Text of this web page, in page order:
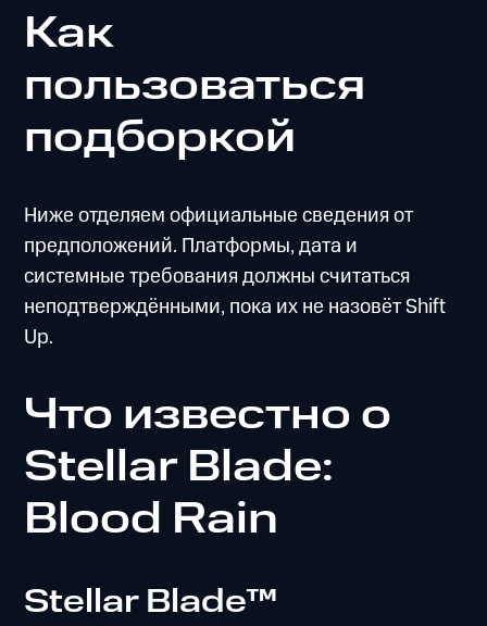
Как
пользоваться
подборкой
Ниже отделяем официальные сведения от
предположений. Платформы, дата и
системные требования должны считаться
неподтверждёнными, пока их не назовёт Shift
Up.
Что известно о
Stellar Blade:
Blood Rain
Stellar Blade™